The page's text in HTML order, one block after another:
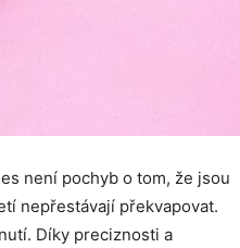
není pochyb o tom, že jsou
nepřestávají překvapovat.
Díky preciznosti a